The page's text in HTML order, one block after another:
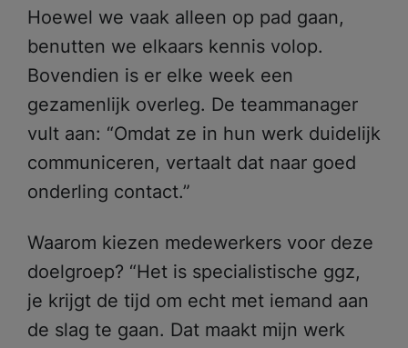
Hoewel we vaak alleen op pad gaan,
benutten we elkaars kennis volop.
Bovendien is er elke week een
gezamenlijk overleg. De teammanager
vult aan: “Omdat ze in hun werk duidelijk
communiceren, vertaalt dat naar goed
onderling contact.”
Waarom kiezen medewerkers voor deze
doelgroep? “Het is specialistische ggz,
je krijgt de tijd om echt met iemand aan
de slag te gaan. Dat maakt mijn werk